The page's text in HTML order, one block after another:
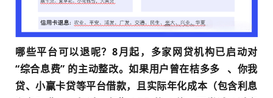
哪些平台可以退呢？8月起，多家网贷机构已启动对
“综合息费” 的主动整改。如果用户曾在桔多多 、你我
贷、小赢卡贷等平台借款，且实际年化成本（包含利息